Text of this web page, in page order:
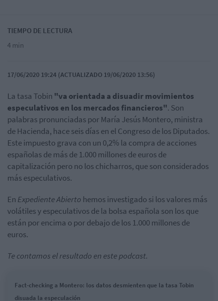
TIEMPO DE LECTURA
4 min
17/06/2020 19:24 (ACTUALIZADO 19/06/2020 13:56)
La tasa Tobin "va orientada a disuadir movimientos
especulativos en los mercados financieros". Son
palabras pronunciadas por María Jesús Montero, ministra
de Hacienda, hace seis días en el Congreso de los Diputados.
Este impuesto grava con un 0,2% la compra de acciones
españolas de más de 1.000 millones de euros de
capitalización pero no los chicharros, que son considerados
más especulativos.
En Expediente Abierto hemos investigado si los valores más
volátiles y especulativos de la bolsa española son los que
están por encima o por debajo de los 1.000 millones de
euros.
Te contamos el resultado en este podcast.
Fact-checking a Montero: los datos desmienten que la tasa Tobin
disuada la especulación